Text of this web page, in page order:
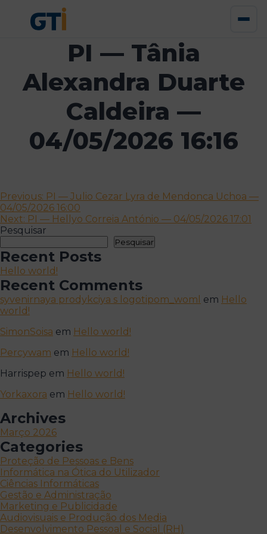
PI — Tânia
Alexandra Duarte
Caldeira —
04/05/2026 16:16
Navegação
de
artigos
Previous: PI — Julio Cezar Lyra de Mendonca Uchoa —
04/05/2026 16:00
Next: PI — Hellyo Correia António — 04/05/2026 17:01
Pesquisar
Pesquisar
Recent Posts
Hello world!
Recent Comments
syvenirnaya prodykciya s logotipom_woml em Hello
world!
SimonSoisa em Hello world!
Percywam em Hello world!
Harrispep em Hello world!
Yorkaxora em Hello world!
Archives
Março 2026
Categories
Proteção de Pessoas e Bens
Informática na Ótica do Utilizador
Ciências Informáticas
Gestão e Administração
Marketing e Publicidade
Audiovisuais e Produção dos Media
Desenvolvimento Pessoal e Social (RH)